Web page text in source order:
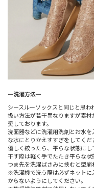
ー洗濯方法ー
シースルーソックスと同じと思
扱い方法が若干異なりますが素
奨しております。
洗面器などに洗濯用洗剤とお水
な水にとりかえすすぎをしてくだ
優しく絞ったら、平らな状態にし
干す際は軽く手でたたき平らな
つま先を洗濯ばさみに挟むと型崩
※洗濯機で洗う際は必ずネットに
からないようにしてください。